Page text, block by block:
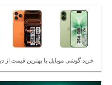
خرید گوشی موبایل با بهترین قیمت از